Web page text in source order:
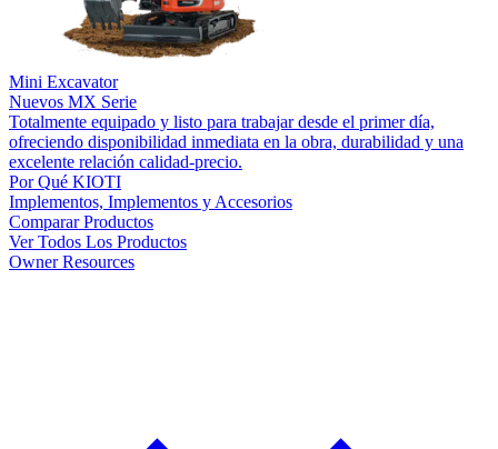
Mini Excavator
Nuevos MX Serie
Totalmente equipado y listo para trabajar desde el primer día,
ofreciendo disponibilidad inmediata en la obra, durabilidad y una
excelente relación calidad-precio.
Por Qué KIOTI
Implementos, Implementos y Accesorios
Comparar Productos
Ver Todos Los Productos
Owner Resources